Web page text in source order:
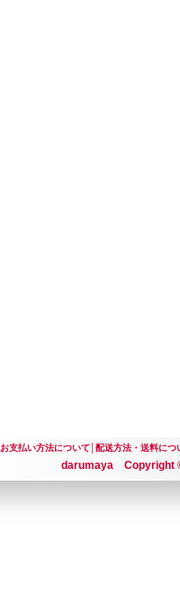
お支払い方法について│ 配送方法・送料につ
darumaya Copyright